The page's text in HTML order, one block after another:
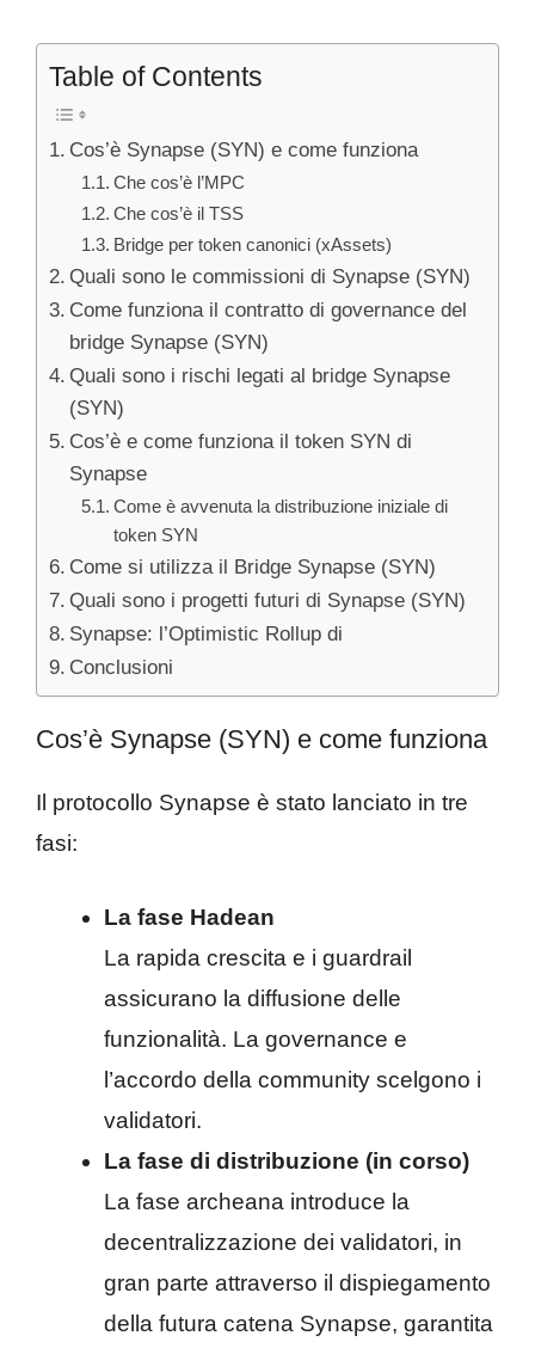
Table of Contents
Cos’è Synapse (SYN) e come funziona
Che cos’è l’MPC
Che cos’è il TSS
Bridge per token canonici (xAssets)
Quali sono le commissioni di Synapse (SYN)
Come funziona il contratto di governance del
bridge Synapse (SYN)
Quali sono i rischi legati al bridge Synapse
(SYN)
Cos’è e come funziona il token SYN di
Synapse
Come è avvenuta la distribuzione iniziale di
token SYN
Come si utilizza il Bridge Synapse (SYN)
Quali sono i progetti futuri di Synapse (SYN)
Synapse: l’Optimistic Rollup di
Conclusioni
Cos’è Synapse (SYN) e come funziona
Il protocollo Synapse è stato lanciato in tre
fasi:
La fase Hadean
La rapida crescita e i guardrail
assicurano la diffusione delle
funzionalità. La governance e
l’accordo della community scelgono i
validatori.
La fase di distribuzione (in corso)
La fase archeana introduce la
decentralizzazione dei validatori, in
gran parte attraverso il dispiegamento
della futura catena Synapse, garantita